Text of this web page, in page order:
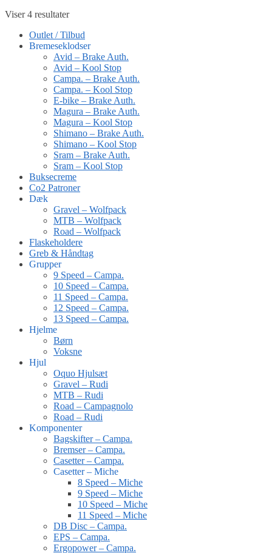
Viser 4 resultater
Outlet / Tilbud
Bremeseklodser
Avid – Brake Auth.
Avid – Kool Stop
Campa. – Brake Auth.
Campa. – Kool Stop
E-bike – Brake Auth.
Magura – Brake Auth.
Magura – Kool Stop
Shimano – Brake Auth.
Shimano – Kool Stop
Sram – Brake Auth.
Sram – Kool Stop
Buksecreme
Co2 Patroner
Dæk
Gravel – Wolfpack
MTB – Wolfpack
Road – Wolfpack
Flaskeholdere
Greb & Håndtag
Grupper
9 Speed – Campa.
10 Speed – Campa.
11 Speed – Campa.
12 Speed – Campa.
13 Speed – Campa.
Hjelme
Børn
Voksne
Hjul
Oquo Hjulsæt
Gravel – Rudi
MTB – Rudi
Road – Campagnolo
Road – Rudi
Komponenter
Bagskifter – Campa.
Bremser – Campa.
Casetter – Campa.
Casetter – Miche
8 Speed – Miche
9 Speed – Miche
10 Speed – Miche
11 Speed – Miche
DB Disc – Campa.
EPS – Campa.
Ergopower – Campa.